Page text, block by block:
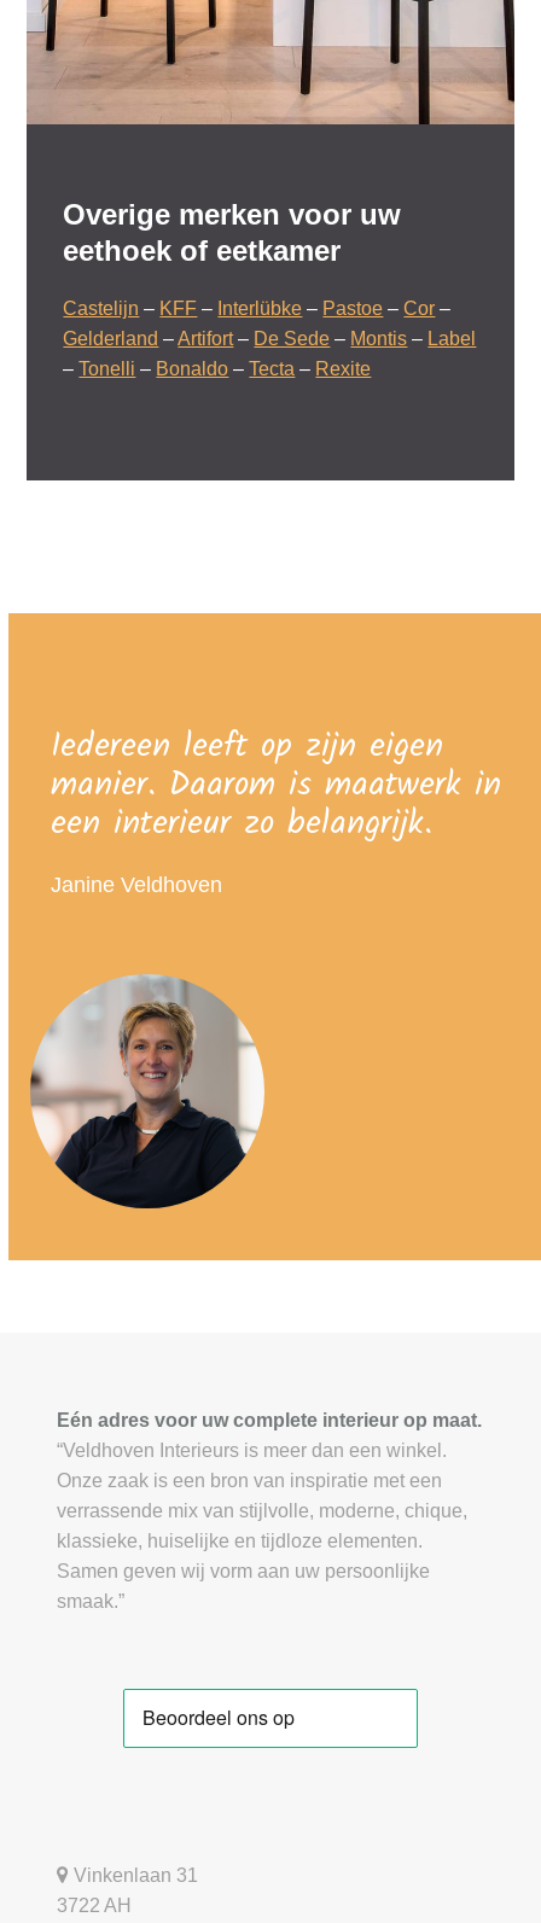
Overige merken voor uw
eethoek of eetkamer
Castelijn – KFF – Interlübke – Pastoe –Cor –
Gelderland –Artifort– De Sede – Montis – Label
–Tonelli – Bonaldo –Tecta – Rexite
Janine Veldhoven
Iedereen leeft op zijn eigen
manier. Daarom is maatwerk in
een interieur zo belangrijk.
Eén adres voor uw complete interieur op maat.
“Veldhoven Interieurs is meer dan een winkel.
Onze zaak is een bron van inspiratie met een
verrassende mix van stijlvolle, moderne, chique,
klassieke, huiselijke en tijdloze elementen.
Samen geven wij vorm aan uw persoonlijke
smaak.”
Vinkenlaan 31
3722 AH